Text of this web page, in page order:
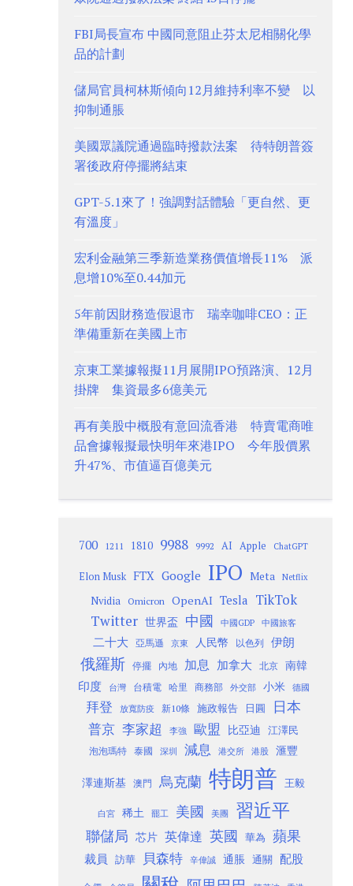
FBI局長宣布 中國同意阻止芬太尼相關化學
品的計劃
儲局官員柯林斯傾向12月維持利率不變 以
抑制通脹
美國眾議院通過臨時撥款法案 待特朗普簽
署後政府停擺將結束
GPT-5.1來了！強調對話體驗「更自然、更
有溫度」
宏利金融第三季新造業務價值增長11% 派
息增10%至0.44加元
5年前因財務造假退市 瑞幸咖啡CEO：正
準備重新在美國上市
京東工業據報擬11月展開IPO預路演、12月
掛牌 集資最多6億美元
再有美股中概股有意回流香港 特賣電商唯
品會據報擬最快明年來港IPO 今年股價累
升47%、市值逼百億美元
700 1211 1810 9988 9992 AI Apple ChatGPT
Elon Musk FTX Google IPO Meta Netflix
Nvidia Omicron OpenAI Tesla TikTok
Twitter 世界盃 中國 中國GDP 中國旅客
二十大 亞馬遜 京東 人民幣 以色列 伊朗
俄羅斯 停擺 內地 加息 加拿大 北京
南韓
印度
台灣 台積電 哈里 商務部 外交部 小米 德國
拜登 放寬防疫 新10條 施政報告 日圓 日本
普京 李家超 李強 歐盟 比亞迪 江澤民
泡泡瑪特 泰國 深圳 減息 港交所 港股 滙豐
澤連斯基 澳門 烏克蘭 特朗普 王毅
白宮 稀土 罷工 美國 美團 習近平
聯儲局 芯片 英偉達 英國 華為 蘋果
裁員 訪華 貝森特 辛偉誠 通脹 通關 配股